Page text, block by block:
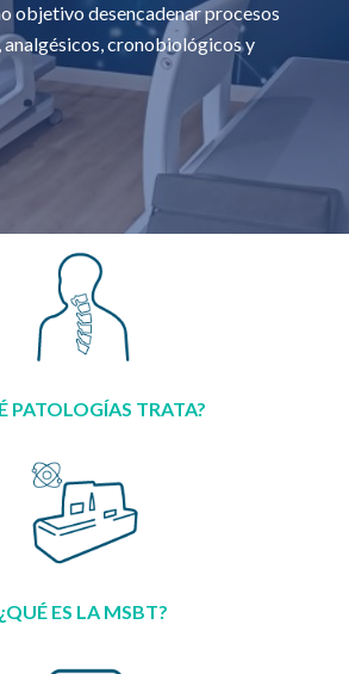
objetivo desencadenar procesos
cronobiológicos y
PATOLOGÍAS TRATA?
¿QUÉ ES LA MSBT?